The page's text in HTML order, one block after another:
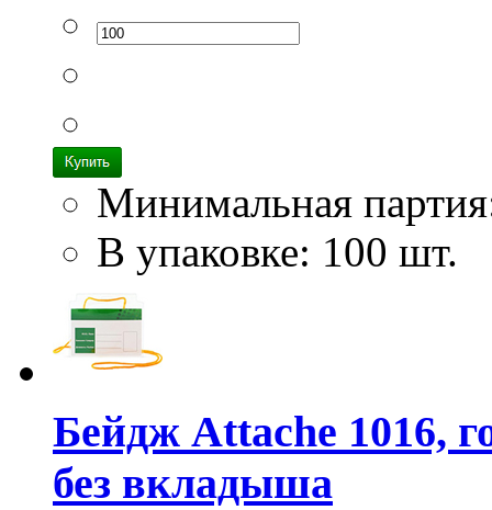
Минимальная
В упаковке: 100 шт.
Бейдж Attache 1016,
без вкладыша